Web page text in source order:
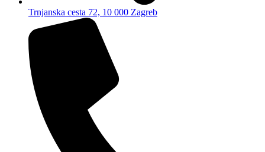
Trnjanska cesta 72, 10 000 Zagreb